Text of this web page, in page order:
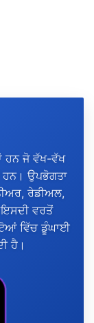
ਹਨ ਜੋ ਵੱਖ-ਵੱਖ
ਹਨ। ਉਪਭੋਗਤਾ
ਰੇਡੀਅਲ,
ਵਰਤੋਂ
ਵਿੱਚ ਡੂੰਘਾਈ
ਹੈ।